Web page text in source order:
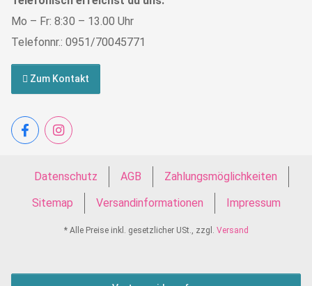
Mo – Fr: 8:30 – 13.00 Uhr
Telefonnr.: 0951/70045771
Zum Kontakt
Datenschutz AGB
Zahlungsmöglichkeiten
Sitemap
Versandinformationen Impressum
* Alle Preise inkl. gesetzlicher USt., zzgl. Versand